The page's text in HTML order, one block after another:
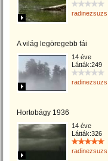
radinezsuzsa
A világ legöregebb fái
14 éve
Látták:249
radinezsuzsa
Hortobágy 1936
14 éve
Látták:326
radinezsuzsa